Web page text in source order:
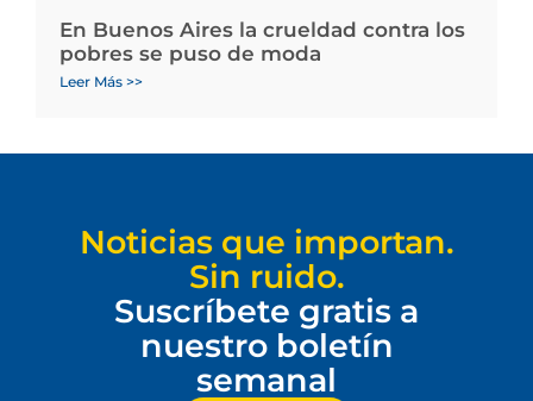
En Buenos Aires la crueldad contra los
pobres se puso de moda
Leer Más >>
Noticias que importan.
Sin ruido.
Suscríbete gratis a
nuestro boletín
semanal